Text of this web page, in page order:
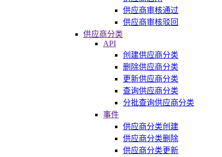
供应商审核通过
供应商审核驳回
供应商分类
API
创建供应商分类
删除供应商分类
更新供应商分类
查询供应商分类
分批查询供应商分类
事件
供应商分类创建
供应商分类删除
供应商分类更新